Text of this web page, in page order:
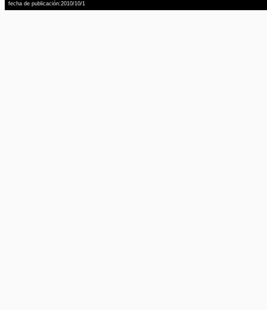
fecha de publicación:2010/10/1